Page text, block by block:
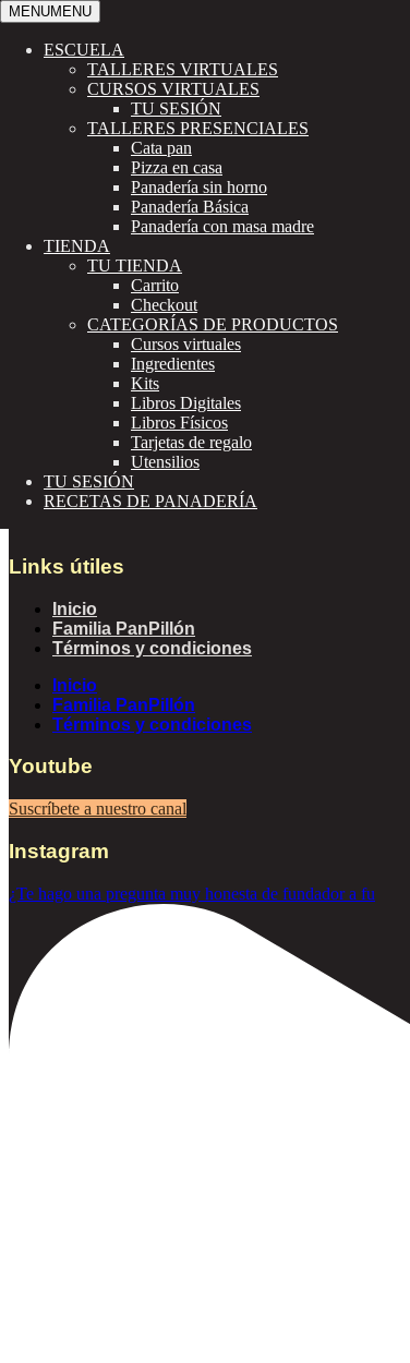
PanPillon Taller de Panaderia
MENUMENU
ESCUELA
TALLERES VIRTUALES
CURSOS VIRTUALES
TU SESIÓN
TALLERES PRESENCIALES
Cata pan
Pizza en casa
Panadería sin horno
Panadería Básica
Panadería con masa madre
TIENDA
TU TIENDA
Carrito
Checkout
CATEGORÍAS DE PRODUCTOS
Cursos virtuales
Ingredientes
Kits
Libros Digitales
Libros Físicos
Tarjetas de regalo
Utensilios
TU SESIÓN
RECETAS DE PANADERÍA
¡Hola, bienvenido de nuevo!
Mantenerme conectado
¿Olvidaste la contraseña?
Transformando vidas a través del arte del pan
Bogotá – Colombia
TEL: +57 (305) 765 7712 servicioalcliente@panpillon.com
Links útiles
Inicio
Familia PanPillón
Términos y condiciones
Inicio
Familia PanPillón
Términos y condiciones
Youtube
Suscríbete a nuestro canal
Instagram
¿Te hago una pregunta muy honesta de fundador a fu